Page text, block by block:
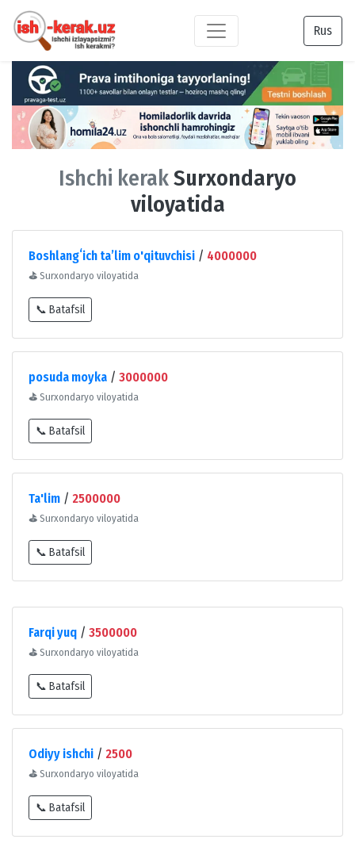
Rus
Ishchi kerakSurxondaryo
viloyatida
Boshlangʻich taʼlim o'qituvchisi / 4000000
⛳ Surxondaryo viloyatida
📞 Batafsil
posuda moyka / 3000000
⛳ Surxondaryo viloyatida
📞 Batafsil
Ta'lim / 2500000
⛳ Surxondaryo viloyatida
📞 Batafsil
Farqi yuq / 3500000
⛳ Surxondaryo viloyatida
📞 Batafsil
Odiyy ishchi / 2500
⛳ Surxondaryo viloyatida
📞 Batafsil